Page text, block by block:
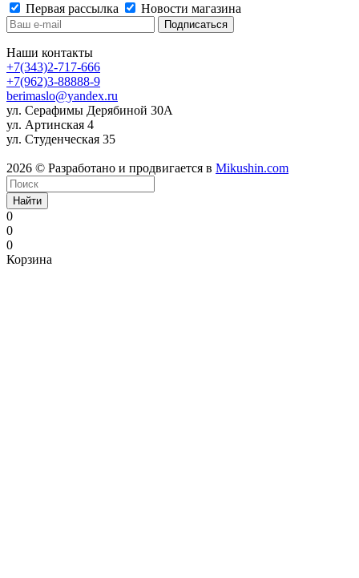
Первая рассылка
Новости магазина
Наши контакты
+7(343)2-717-666
+7(962)3-88888-9
berimaslo@yandex.ru
ул. Серафимы Дерябиной 30А
ул. Артинская 4
ул. Студенческая 35
2026 © Разработано и продвигается в Mikushin.com
Найти
0
0
0
Корзина